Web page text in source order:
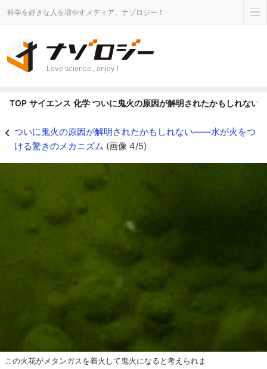
科学を好きな人を増やすメディア、ナゾロジー！
Love science , enjoy !
TOP サイエンス 化学 ついに鬼火の原因が解明されたかもしれな
ついに鬼火の原因が解明されたかもしれない――水が火をつ
ける驚きのメカニズム (画像 4/5)
この火花がメタンガスを着火して鬼火になると考えられま